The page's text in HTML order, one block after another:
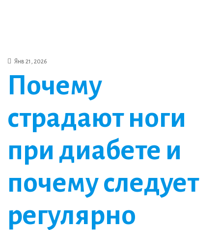
Янв 21, 2026
Почему
страдают ноги
при диабете и
почему следует
регулярно